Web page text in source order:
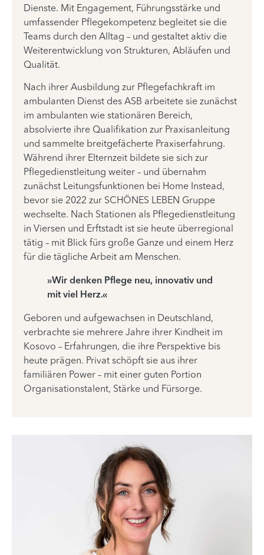
Dienste. Mit Engagement, Führungsstärke und
umfassender Pflegekompetenz begleitet sie die
Teams durch den Alltag – und gestaltet aktiv die
Weiterentwicklung von Strukturen, Abläufen und
Qualität.
Nach ihrer Ausbildung zur Pflegefachkraft im
ambulanten Dienst des ASB arbeitete sie zunächst
im ambulanten wie stationären Bereich,
absolvierte ihre Qualifikation zur Praxisanleitung
und sammelte breitgefächerte Praxiserfahrung.
Während ihrer Elternzeit bildete sie sich zur
Pflegedienstleitung weiter – und übernahm
zunächst Leitungsfunktionen bei Home Instead,
bevor sie 2022 zur SCHÖNES LEBEN Gruppe
wechselte. Nach Stationen als Pflegedienstleitung
in Viersen und Erftstadt ist sie heute überregional
tätig – mit Blick fürs große Ganze und einem Herz
für die tägliche Arbeit am Menschen.
»Wir denken Pflege neu, innovativ und
mit viel Herz.«
Geboren und aufgewachsen in Deutschland,
verbrachte sie mehrere Jahre ihrer Kindheit im
Kosovo – Erfahrungen, die ihre Perspektive bis
heute prägen. Privat schöpft sie aus ihrer
familiären Power – mit einer guten Portion
Organisationstalent, Stärke und Fürsorge.